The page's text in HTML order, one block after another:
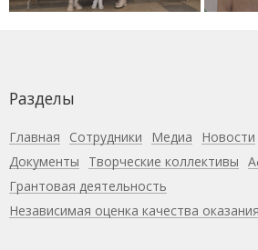
Разделы
Главная Сотрудники Медиа Новости
Документы
Творческие коллективы
Грантовая деятельность
Независимая оценка качества